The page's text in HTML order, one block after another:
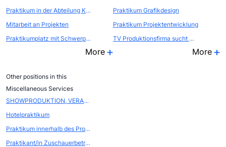
Praktikum in der Abteilung Kommunikation - Öffentlichkeitsarbeit / Eventmarketing
Mitarbeit an Projekten
Praktikumplatz mit Schwerpunkt Steuerberatung und Wirtschaftspr&uuml;fung
More
Praktikum Grafikdesign
Praktikum Projektentwicklung
TV Produktionsfirma sucht Nachwuchs für Projektentwicklung / Recherche
More
Other positions in this
Miscellaneous Services
SHOWPRODUKTION, VERANSTALTUNGSMANAGEMENT
Hotelpraktikum
Praktikum innerhalb des Projekts Atelierstipendium Zollverein
Praktikant/in Zuschauerbetreuung